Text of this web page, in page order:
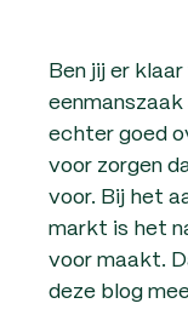
Ben jij er
echter goed
voor zorgen
voor. Bij het
markt is het
voor maakt.
deze blog